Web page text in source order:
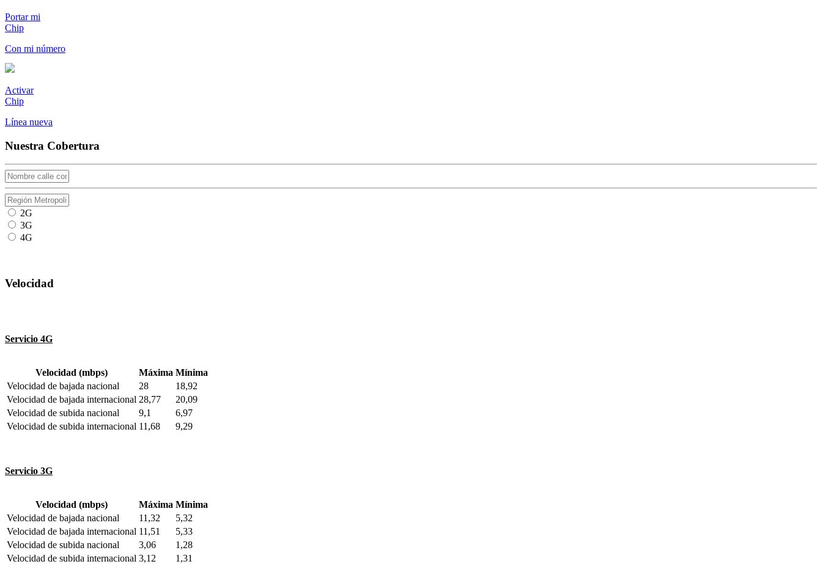
Portar mi
Chip
Con mi número
Activar
Chip
Línea nueva
Nuestra Cobertura
2G
3G
4G
Velocidad
Servicio 4G
Velocidad (mbps) Máxima Mínima
Velocidad de bajada nacional
28
18,92
Velocidad de bajada internacional 28,77
20,09
Velocidad de subida nacional
9,1
6,97
Velocidad de subida internacional 11,68 9,29
Servicio 3G
Velocidad (mbps) Máxima Mínima
Velocidad de bajada nacional
11,32
5,32
Velocidad de bajada internacional 11,51
5,33
Velocidad de subida nacional
3,06
1,28
Velocidad de subida internacional 3,12 1,31